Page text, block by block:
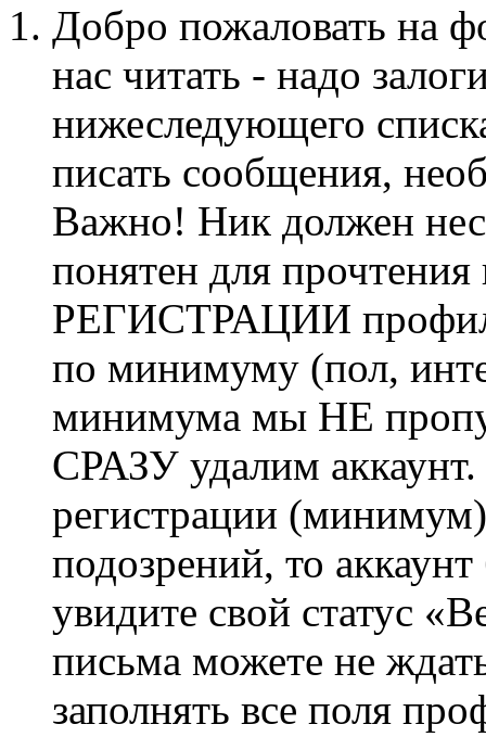
Добро пожаловать на
нас читать - надо
нижеследующего
писать сообщения,
Важно! Ник должен
понятен для
РЕГИСТРАЦИИ профиль
по минимуму (пол,
минимума мы НЕ
СРАЗУ удалим
регистрации
подозрений, то
увидите свой статус
письма можете не
заполнять все поля